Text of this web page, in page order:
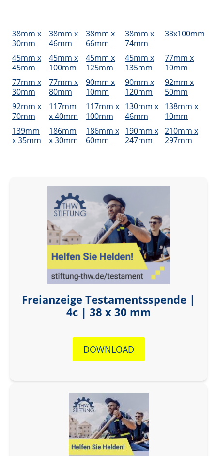
38mm x
30mm
38mm x
46mm
38mm x
66mm
38mm x
74mm
38x100mm
45mm x
45mm
45mm x
100mm
45mm x
125mm
45mm x
135mm
77mm x
10mm
77mm x
30mm
77mm x
80mm
90mm x
10mm
90mm x
120mm
92mm x
50mm
92mm x
70mm
117mm
x 40mm
117mm x
100mm
130mm x
46mm
138mm x
10mm
139mm
x 35mm
186mm
x 30mm
186mm x
60mm
190mm x
247mm
210mm x
297mm
Freianzeige Testamentsspende |
4c | 38 x 30 mm
DOWNLOAD